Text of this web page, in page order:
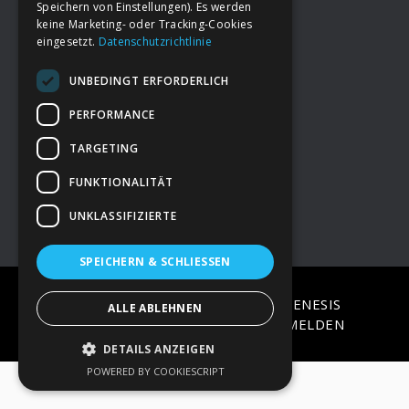
FooterDeine Spende
→ Impressum
→Kontakt zum PAO Team
COPYRIGHT © 2026 · ON
GENESIS
FRAMEWORK·WORDPRESS·ANMELDEN
Speichern von Einstellungen). Es werden
keine Marketing- oder Tracking-Cookies
eingesetzt. Datenschutzrichtlinie
UNBEDINGT ERFORDERLICH
PERFORMANCE
TARGETING
FUNKTIONALITÄT
UNKLASSIFIZIERTE
SPEICHERN & SCHLIESSEN
ALLE ABLEHNEN
DETAILS ANZEIGEN
POWERED BY COOKIESCRIPT